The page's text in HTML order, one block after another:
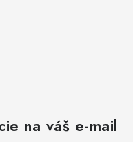
na váš e-mail